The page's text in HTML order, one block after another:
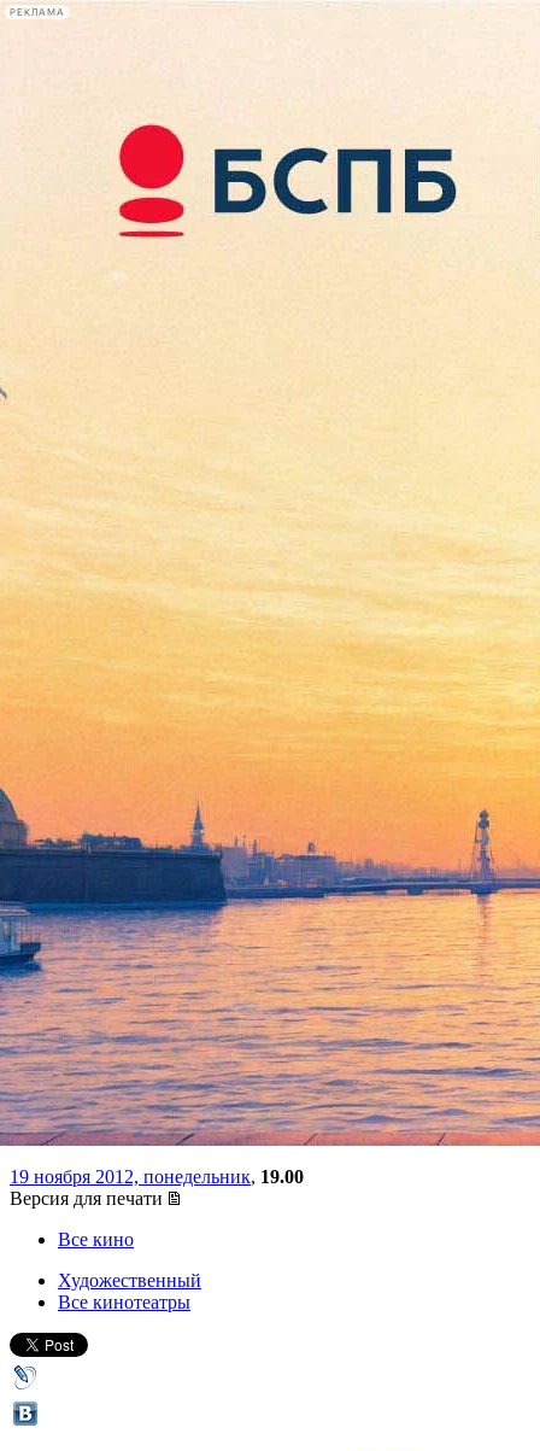
РЕКЛАМА
Сегодня:
2026.08.08
11:22
Афиша Plus
Премьеру фильма «Соловей-
разбойник» представляют
Иван Охлобыстин и
продюсер Любовь Калинская
19 ноября 2012, понедельник, 19.00
Версия для печати
Все кино
Художественный
Все кинотеатры